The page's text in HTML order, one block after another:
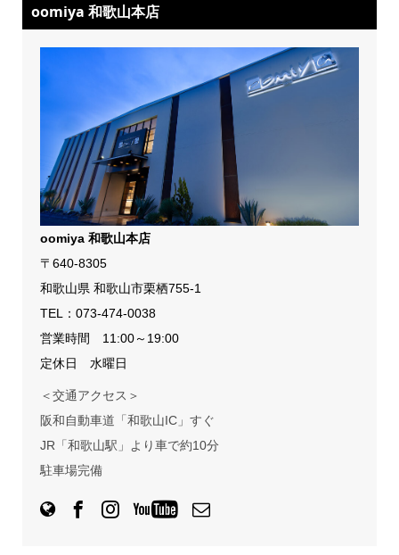
oomiya 和歌山本店
oomiya 和歌山本店
〒640-8305
和歌山県 和歌山市栗栖755-1
TEL： 073-474-0038
営業時間 11:00～19:00
定休日 水曜日
＜交通アクセス＞
阪和自動車道「和歌山IC」すぐ
JR「和歌山駅」より車で約10分
駐車場完備